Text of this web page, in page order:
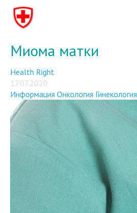
Миома матки
Health Right
17.07.2020
Информация Онкология Гинекология